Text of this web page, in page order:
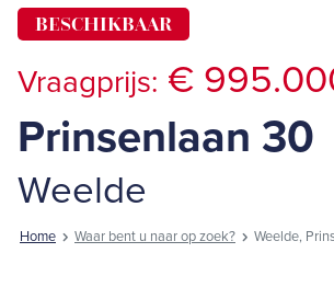
BESCHIKBAAR
Vraagprijs: €
Prinsenlaan 30
Weelde
Home Waar bent u naar op zoek? Weelde,